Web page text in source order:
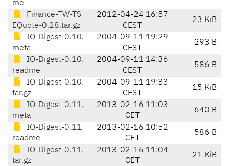
me
Finance-TW-TS
EQuote-0.28.tar.gz
2012-04-24 16:57
CEST
23 KiB
IO-Digest-0.10.
meta
2004-09-11 19:29
CEST
293 B
IO-Digest-0.10.
readme
2004-09-11 14:36
CEST
586 B
IO-Digest-0.10.
tar.gz
2004-09-11 19:33
CEST
15 KiB
IO-Digest-0.11.
meta
2013-02-16 11:03
CET
640 B
IO-Digest-0.11.
readme
2013-02-16 10:52
CET
586 B
IO-Digest-0.11.
tar.gz
2013-02-16 11:04
CET
21 KiB